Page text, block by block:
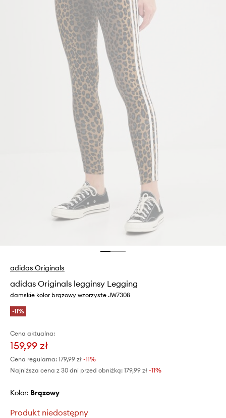
adidas Originals
adidas Originals legginsy Legging
damskie kolor brązowy wzorzyste JW7308
-11%
Cena aktualna:
159,99 zł
Cena regularna: 179,99 zł -11%
Najniższa cena z 30 dni przed obniżką: 179,99 zł -11%
Kolor: brązowy
Produkt niedostępny